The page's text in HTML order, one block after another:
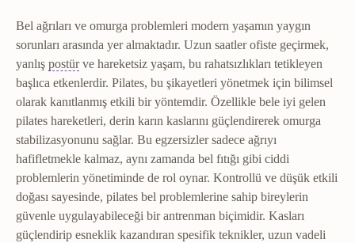
Bel ağrıları ve omurga problemleri modern yaşamın yaygın
sorunları arasında yer almaktadır. Uzun saatler ofiste geçirmek,
yanlış postürPostürVücudun duruş şekli ve segmentlerinin birbirine
ve hareketsiz yaşam, bu rahatsızlıkları tetikleyen
başlıca etkenlerdir. Pilates, bu şikayetleri yönetmek için bilimsel
olarak kanıtlanmış etkili bir yöntemdir. Özellikle bele iyi gelen
pilates hareketleri, derin karın kaslarını güçlendirerek omurga
stabilizasyonunu sağlar. Bu egzersizler sadece ağrıyı
hafifletmekle kalmaz, aynı zamanda bel fıtığı gibi ciddi
problemlerin yönetiminde de rol oynar. Kontrollü ve düşük etkili
doğası sayesinde, pilates bel problemlerine sahip bireylerin
güvenle uygulayabileceği bir antrenman biçimidir. Kasları
güçlendirip esneklik kazandıran spesifik teknikler, uzun vadeli